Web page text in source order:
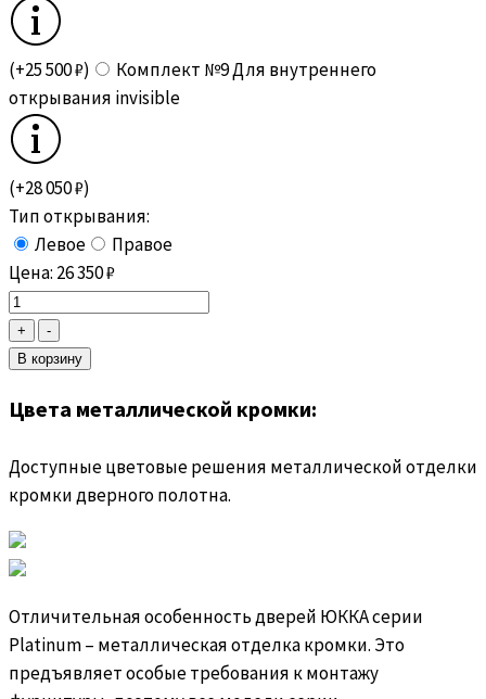
(+25 500 ₽)
Комплект №9 Для внутреннего
открывания invisible
(+28 050 ₽)
Тип открывания:
Левое
Правое
Цена: 26 350₽
Цвета металлической кромки:
Доступные цветовые решения металлической отделки
кромки дверного полотна.
Отличительная особенность дверей ЮККА серии
Platinum – металлическая отделка кромки. Это
предъявляет особые требования к монтажу